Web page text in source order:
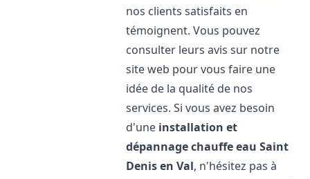
nos clients satisfaits en
témoignent. Vous pouvez
consulter leurs avis sur notre
site web pour vous faire une
idée de la qualité de nos
services. Si vous avez besoin
d'une installation et
dépannage chauffe eau Saint
Denis en Val, n'hésitez pas à